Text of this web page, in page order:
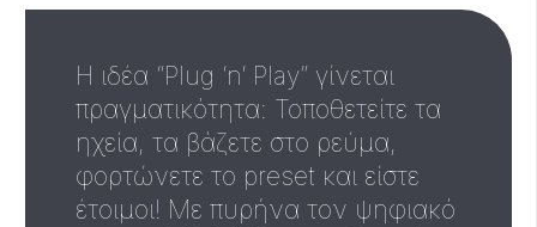
Η ιδέα “Plug ‘n’ Play” γίνεται
πραγματικότητα: Τοποθετείτε τα
ηχεία, τα βάζετε στο ρεύμα,
φορτώνετε το preset και είστε
έτοιμοι! Με πυρήνα τον ψηφιακό